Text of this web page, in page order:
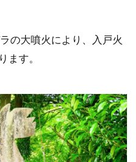
の大噴火により、入戸火
ます。